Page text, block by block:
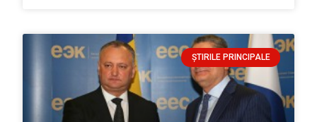
ȘTIRILE PRINCIPALE